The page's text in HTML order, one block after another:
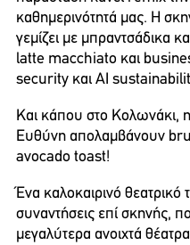
καθημερινότητά μας. Η
γεμίζει με μπραντσάδικα
latte macchiato και
security και AI
Και κάπου στο Κολωνάκι, η
Ευθύνη απολαμβάνουν
avocado toast!
Ένα καλοκαιρινό θεατρικό
συναντήσεις επί σκηνής,
μεγαλύτερα ανοιχτά